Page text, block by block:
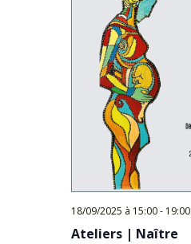
18/09/2025 à 15:00- 19:00
Ateliers | Naître